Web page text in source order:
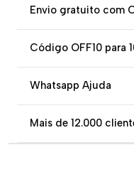
Envio gratuito com
Código OFF10 para
Whatsapp Ajuda
Mais de 12.000